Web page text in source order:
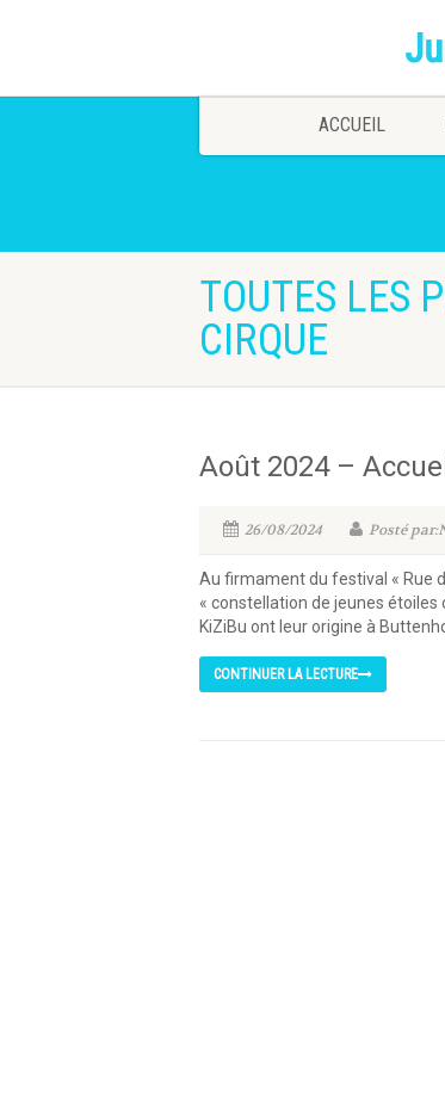
ACCUEIL
TOUTES LES
CIRQUE
Août 2024 –
26/08/2024 Posté
Au firmament du festival « Rue
« constellation de jeunes étoiles
KiZiBu ont leur origine à
CONTINUER LA LECTURE